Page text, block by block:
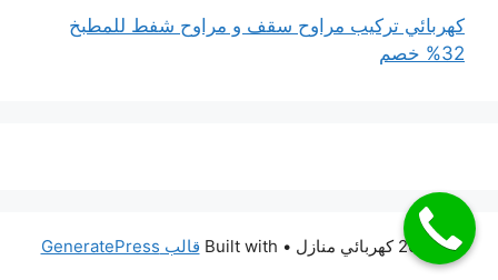
كهربائي تركيب مراوح سقف و مراوح شفط للمطبخ
32% خصم
© 2026 كهربائي منازل • Built with قالب GeneratePress